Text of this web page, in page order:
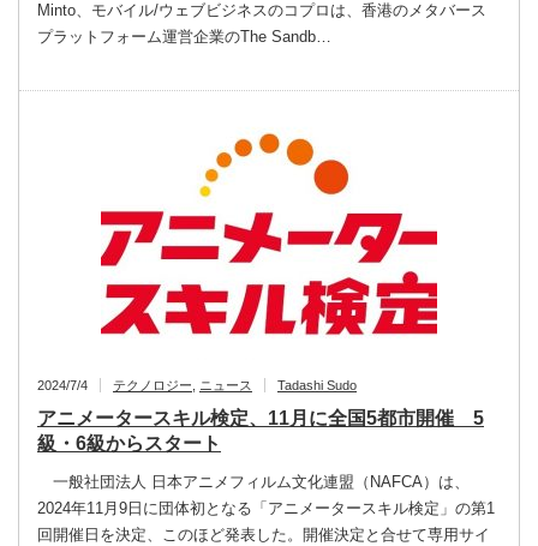
Minto、モバイル/ウェブビジネスのコプロは、香港のメタバース
プラットフォーム運営企業のThe Sandb…
2024/7/4 テクノロジー ニュース Tadashi Sudo
アニメータースキル検定、11月に全国5都市開催 5
級・6級からスタート
一般社団法人 日本アニメフィルム文化連盟（NAFCA）は、
2024年11月9日に団体初となる「アニメータースキル検定」の第1
回開催日を決定、このほど発表した。開催決定と合せて専用サイ